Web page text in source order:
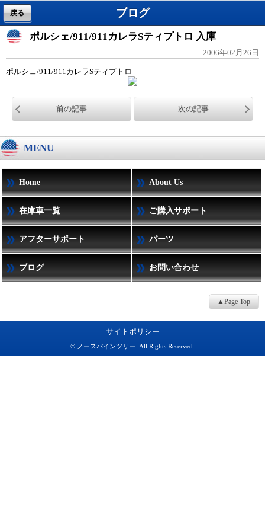
ブログ
戻る
ポルシェ/911/911カレラSティプトロ 入庫
2006年02月26日
ポルシェ/911/911カレラSティプトロ
前の記事 次の記事
MENU
Home About Us
在庫車一覧 ご購入サポート
アフターサポート パーツ
ブログ お問い合わせ
▲Page Top
サイトポリシー
© ノースパインツリー. All Rights Reserved.